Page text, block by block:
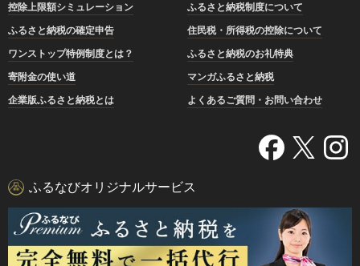
控除上限額シミュレーション
ふるさと納税制度について
ふるさと納税の確定申告
住民税・所得税の控除について
ワンストップ特例制度とは？
ふるさと納税のお礼特典
寄附金の使い道
マンガふるさと納税
企業版ふるさと納税とは
よくあるご質問・お問い合わせ
ふるなびオリジナルサービス